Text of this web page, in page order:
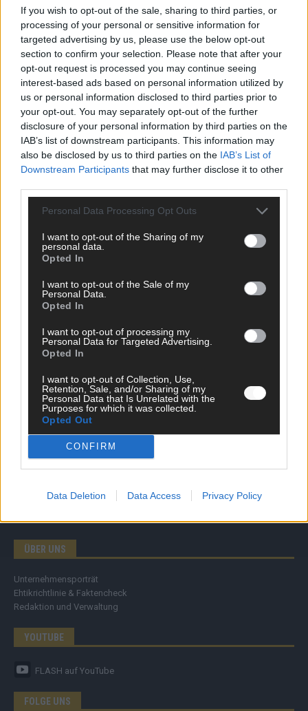
If you wish to opt-out of the sale, sharing to third parties, or
processing of your personal or sensitive information for
targeted advertising by us, please use the below opt-out
section to confirm your selection. Please note that after your
opt-out request is processed you may continue seeing
interest-based ads based on personal information utilized by
us or personal information disclosed to third parties prior to
your opt-out. You may separately opt-out of the further
disclosure of your personal information by third parties on the
IAB’s list of downstream participants. This information may
also be disclosed by us to third parties on the IAB’s List of
Downstream Participants that may further disclose it to other
Personal Data Processing Opt Outs
I want to opt-out of the Sharing of my
personal data.
Opted In
I want to opt-out of the Sale of my
Personal Data.
Opted In
I want to opt-out of processing my
Personal Data for Targeted Advertising.
Opted In
I want to opt-out of Collection, Use,
Retention, Sale, and/or Sharing of my
Personal Data that Is Unrelated with the
Purposes for which it was collected.
Opted Out
CONFIRM
Data Deletion Data Access Privacy Policy
ANZEIGE
SCHNELL ZUM RESSORT
Nachrichten
Ratgeber
Wissen
Kommentar
Streams & Storys
Eurovision
FLASH – DAS VIDEOPORTAL
ÜBER UNS
Unternehmensporträt
Ehtikrichtlinie & Faktencheck
Redaktion und Verwaltung
YOUTUBE
FLASH auf YouTube
FOLGE UNS